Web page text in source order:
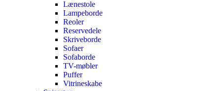
Lænestole
Lampeborde
Reoler
Reservedele
Skriveborde
Sofaer
Sofaborde
TV-møbler
Puffer
Vitrineskabe